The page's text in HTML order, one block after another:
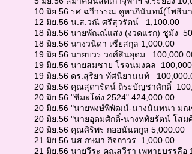
10 มิย.56 รศ.ฉวีวรรณ คูหาภินันทน์(โพธิน
12 มิย.56 น.ส.วณี ศรีสุวรัตน์ 1,100.00
18 มิย.56 นายพัณณ์แสง (งวดแรก) ชูมัง
18 มิย.56 นางวนิดา เซียสกุล 1,000.00
19 มิย.56 นายบวร วงศ์สินอุดม
19 มิย.56 นายสมชาย โรจนมงคล
19 มิย.56 ดร.สุริยา ทัศนียานนท์
20 มิย.56 คุณสุดารัตน์ ถิระบัญชาศักดิ์
20 มิย.56 "ซีมะโด่ง 2524" 424,000.00
20 มิย.56 "นายพงษ์พิพัฒน์-นางนันทนา มณ
20 มิย.56 "นายอุดมศักดิ์-นางหทัยรัตน์ โส
20 มิย.56 คุณศิริพร กออนันตกูล 5,000.00
21 มิย.56 นส.กษมา กิจถาวร 1,000.00
21 มิย.56 นายวีระ คุณสุวีรา เพทายบรรลือ